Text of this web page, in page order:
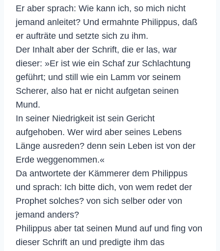
Er aber sprach: Wie kann ich, so mich nicht
jemand anleitet? Und ermahnte Philippus, daß
er aufträte und setzte sich zu ihm.
Der Inhalt aber der Schrift, die er las, war
dieser: »Er ist wie ein Schaf zur Schlachtung
geführt; und still wie ein Lamm vor seinem
Scherer, also hat er nicht aufgetan seinen
Mund.
In seiner Niedrigkeit ist sein Gericht
aufgehoben. Wer wird aber seines Lebens
Länge ausreden? denn sein Leben ist von der
Erde weggenommen.«
Da antwortete der Kämmerer dem Philippus
und sprach: Ich bitte dich, von wem redet der
Prophet solches? von sich selber oder von
jemand anders?
Philippus aber tat seinen Mund auf und fing von
dieser Schrift an und predigte ihm das